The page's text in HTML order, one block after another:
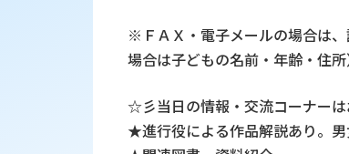
※ＦＡＸ・電子メールの場合は
場合は子どもの名前・年齢・住所
☆彡当日の情報・交流コーナーは
★進行役による作品解説あり。